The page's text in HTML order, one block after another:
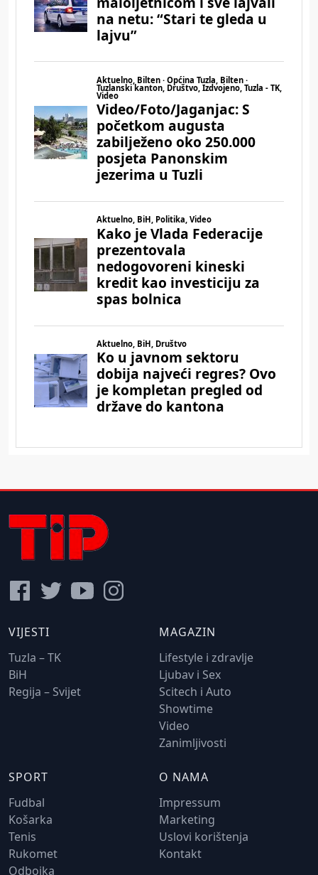
VIJESTI
Tuzla – TK
BiH
Regija – Svijet
MAGAZIN
Lifestyle i zdravlje
Ljubav i Sex
Scitech i Auto
Showtime
Video
Zanimljivosti
SPORT
Fudbal
Košarka
Tenis
Rukomet
Odbojka
O NAMA
Impressum
Marketing
Uslovi korištenja
Kontakt